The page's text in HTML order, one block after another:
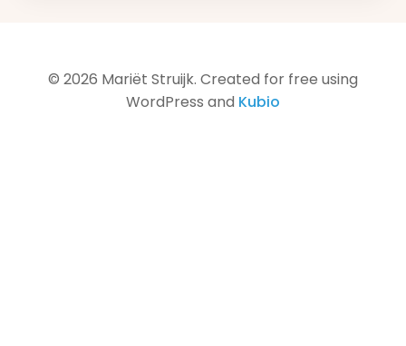
© 2026 Mariët Struijk. Created for free using
WordPress and Kubio